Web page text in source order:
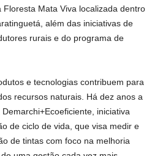
Mata Viva localizada dentro
além das iniciativas de
rurais e do programa de
e tecnologias contribuem para
recursos naturais. Há dez anos a
iniciativa
de ciclo de vida, que visa medir e
de tintas com foco na melhoria